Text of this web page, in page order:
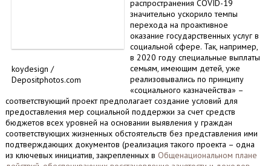
koydesign /
Depositphotos.com
распространения COVID-19
значительно ускорило темпы
перехода на проактивное
оказание государственных услуг в
социальной сфере. Так, например,
в 2020 году специальные выплаты
семьям, имеющим детей, уже
реализовывались по принципу
«социального казначейства» –
соответствующий проект предполагает создание условий для
предоставления мер социальной поддержки за счет средств
бюджетов всех уровней на основании выявления у граждан
соответствующих жизненных обстоятельств без представления ими
подтверждающих документов (реализация такого проекта – одна
из ключевых инициатив, закрепленных в Общенациональном плане